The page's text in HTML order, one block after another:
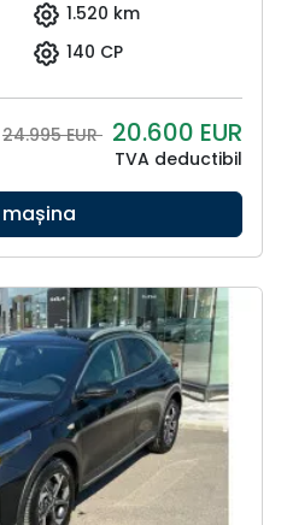
1.520 km
140 CP
24.995 EUR 20.600 EUR
TVA deductibil
mașina